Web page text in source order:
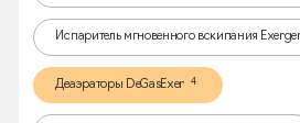
Испаритель мгновенного вскипания
Деаэраторы DeGasExer 4